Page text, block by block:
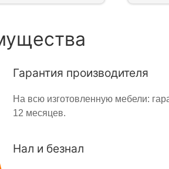
Гарантия производителя
На всю изготовленную мебели:
12 месяцев.
Нал и безнал